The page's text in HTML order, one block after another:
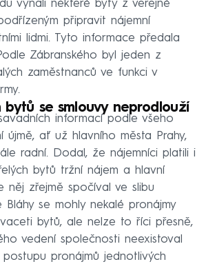
vyňali některé byty z veřejné
připravit nájemní
lidmi. Tyto informace předala
Zábranského byl jeden z
zaměstnanců ve funkci v
bytů se smlouvy neprodlouží
informací podle všeho
újmě, ať už hlavního města Prahy,
radní. Dodal, že nájemníci platili i
bytů tržní nájem a hlavní
něj zřejmě spočíval ve slibu
Bláhy se mohly nekalé pronájmy
bytů, ale nelze to říci přesně,
vedení společnosti neexistoval
pronájmů jednotlivých